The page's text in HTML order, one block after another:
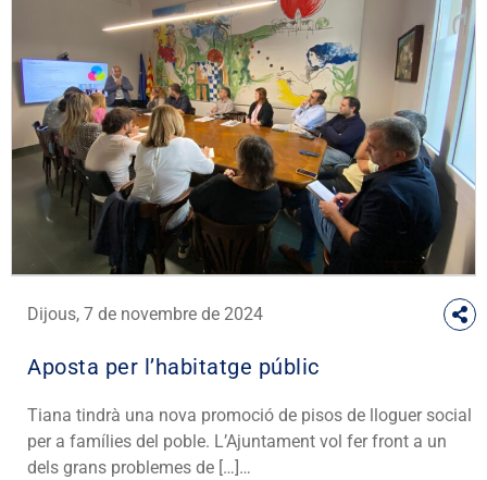
Dijous, 7 de novembre de 2024
Aposta per l’habitatge públic
Tiana tindrà una nova promoció de pisos de lloguer social
per a famílies del poble. L’Ajuntament vol fer front a un
dels grans problemes de […]…